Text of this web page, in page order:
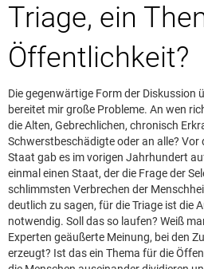
Leserbriefe
Kontakt
Triage, ein
Öffentlichkeit?
Die gegenwärtige Form der Diskussion
bereitet mir große Probleme. An wen
die Alten, Gebrechlichen, chronisch
Schwerstbeschädigte oder an alle? Vor
Staat gab es im vorigen Jahrhundert
einmal einen Staat, der die Frage der
schlimmsten Verbrechen der
deutlich zu sagen, für die Triage ist die
notwendig. Soll das so laufen? Weiß
Experten geäußerte Meinung, bei den
erzeugt? Ist das ein Thema für die